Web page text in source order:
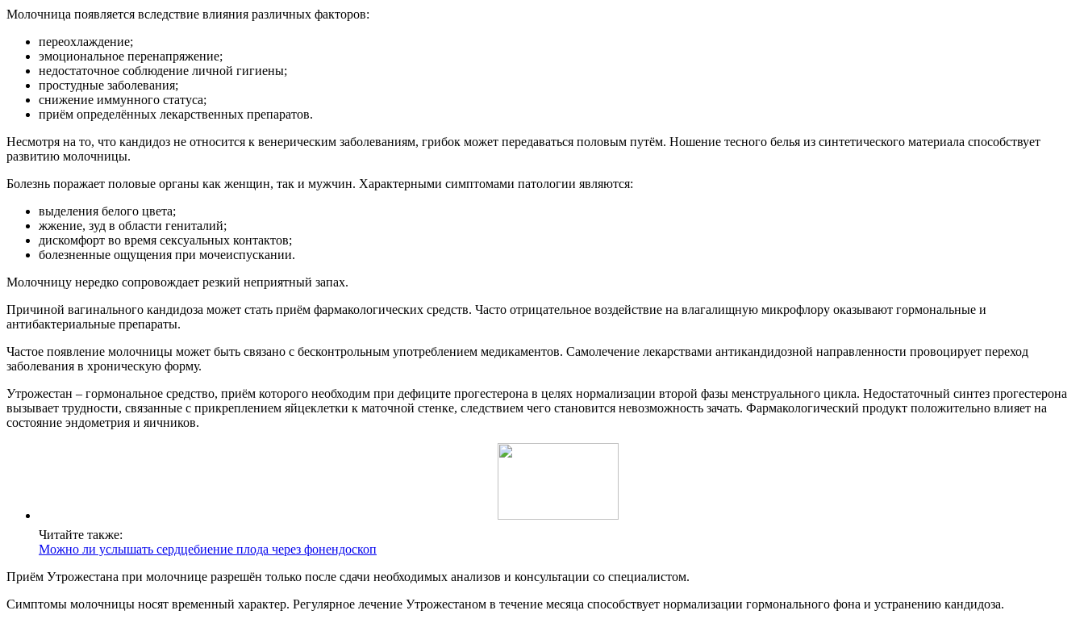
Молочница появляется вследствие влияния различных факторов:
переохлаждение;
эмоциональное перенапряжение;
недостаточное соблюдение личной гигиены;
простудные заболевания;
снижение иммунного статуса;
приём определённых лекарственных препаратов.
Несмотря на то, что кандидоз не относится к венерическим заболеваниям, грибок может передаваться половым путём. Ношение тесного белья из синтетического материала способствует
развитию молочницы.
Болезнь поражает половые органы как женщин, так и мужчин. Характерными симптомами патологии являются:
выделения белого цвета;
жжение, зуд в области гениталий;
дискомфорт во время сексуальных контактов;
болезненные ощущения при мочеиспускании.
Молочницу нередко сопровождает резкий неприятный запах.
Причиной вагинального кандидоза может стать приём фармакологических средств. Часто отрицательное воздействие на влагалищную микрофлору оказывают гормональные и
антибактериальные препараты.
Частое появление молочницы может быть связано с бесконтрольным употреблением медикаментов. Самолечение лекарствами антикандидозной направленности провоцирует переход
заболевания в хроническую форму.
Утрожестан – гормональное средство, приём которого необходим при дефиците прогестерона в целях нормализации второй фазы менструального цикла. Недостаточный синтез прогестерона
вызывает трудности, связанные с прикреплением яйцеклетки к маточной стенке, следствием чего становится невозможность зачать. Фармакологический продукт положительно влияет на
состояние эндометрия и яичников.
Читайте также:
Можно ли услышать сердцебиение плода через фонендоскоп
Приём Утрожестана при молочнице разрешён только после сдачи необходимых анализов и консультации со специалистом.
Симптомы молочницы носят временный характер. Регулярное лечение Утрожестаном в течение месяца способствует нормализации гормонального фона и устранению кандидоза.